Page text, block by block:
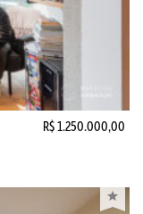
R$ 1.250.000,00